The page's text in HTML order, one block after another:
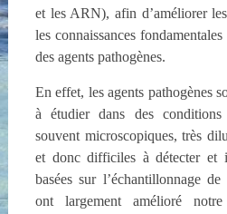
et les ARN), afin d’améliorer
les connaissances
des agents pathogènes.
En effet, les agents pathogènes
à étudier dans des
souvent microscopiques, très
et donc difficiles à détecter et
basées sur l’échantillonnage
ont largement amélioré